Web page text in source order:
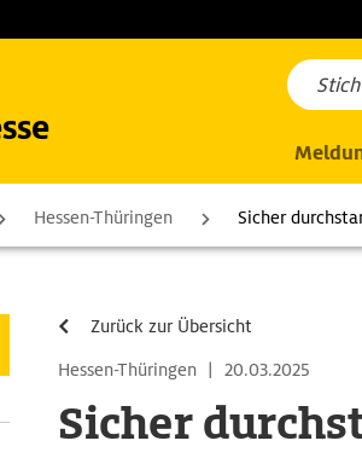
Hessen-Thüringen Sicher
Zurück zur Übersicht
Hessen-Thüringen | 20.03.2025
Sicher